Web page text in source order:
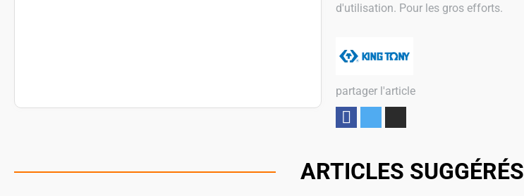
partager l'article
d'utilisation. Pour les gros efforts.
ARTICLES SUGGÉRÉS